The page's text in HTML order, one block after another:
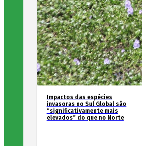
Impactos das espécies
invasoras no Sul Global são
“significativamente mais
elevados” do que no Norte